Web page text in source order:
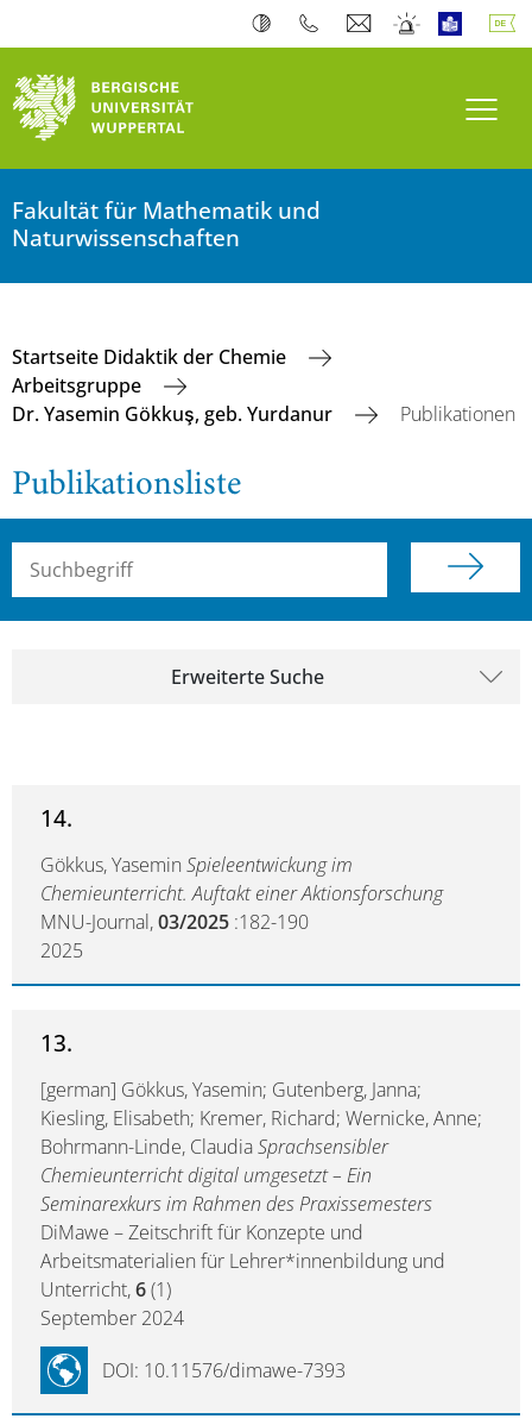
Fakultät für Mathematik und
Naturwissenschaften
Startseite Didaktik der Chemie
Arbeitsgruppe
Dr. Yasemin Gökkuş, geb. Yurdanur
Publikationen
Publikationsliste
Suchbegriff (alle Felder)
Erweiterte Suche
14.
Gökkus, Yasemin Spieleentwickung im
Chemieunterricht. Auftakt einer Aktionsforschung
MNU-Journal,03/2025 :182-190
2025
13.
[german] Gökkus, Yasemin; Gutenberg, Janna;
Kiesling, Elisabeth; Kremer, Richard; Wernicke, Anne;
Bohrmann-Linde, ClaudiaSprachsensibler
Chemieunterricht digital umgesetzt – Ein
Seminarexkurs im Rahmen des Praxissemesters
DiMawe – Zeitschrift für Konzepte und
Arbeitsmaterialien für Lehrer*innenbildung und
Unterricht,6(1)
September 2024
DOI: 10.11576/dimawe-7393